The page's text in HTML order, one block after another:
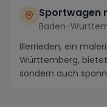
Sportwagen
Baden-
Illerrieden, ein
Württemberg,
sondern auch